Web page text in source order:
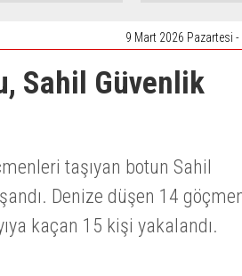
9 Mart 2026 Pazartesi -
Sahil Güvenlik
taşıyan botun Sahil
Denize düşen 14
kaçan 15 kişi yakalandı.